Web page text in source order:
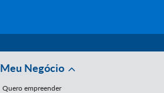
Meu Negócio
Quero empreender